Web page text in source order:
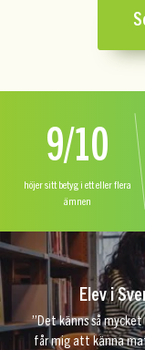
9/10
höjer sitt betyg i ett eller flera
ämnen
Elev i
”Det känns så
får mig att känna